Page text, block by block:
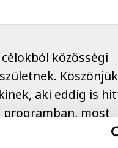
közösségi
Köszönjük
aki eddig is
programban, most
folytatjuk a